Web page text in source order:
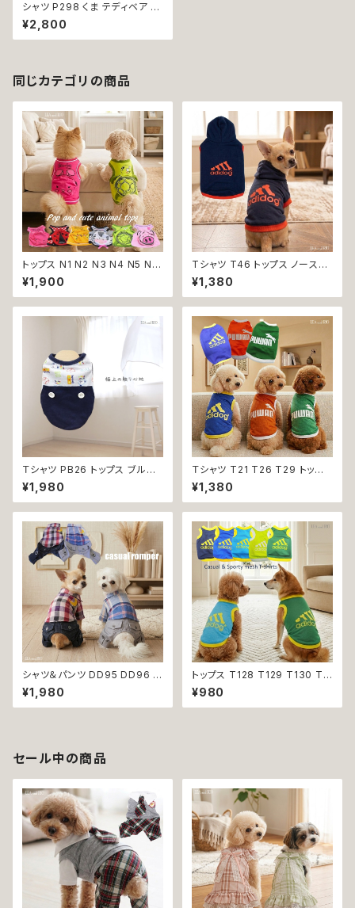
シャツ P298 くま テディベア ト
ップス ハンドメイド 犬 犬服 洋
服 猫 猫服 ペット dog ドッグウ
ェア おしゃれ かわいい 返品交
¥2,800
同じカテゴリの商品
トップス N1 N2 N3 N4 N5 N6
うさぎ てんとう虫 ひよこ しまう
ま かめ ぶた ポケット ビビット
ドッグウェア dog 犬 猫 ペット
服 オシャレ かわいい 小型犬 返
¥1,900
Tシャツ T46 トップス ノースリ
ーブ ネイビー×オレンジ 紺 橙
スポーティー フード 帽子 犬 猫
ペット 犬服 猫服 犬の服 猫の服
¥1,380
Ｔシャツ PB26 トップス ブルー
野球 くま ドックウェア 小型犬
犬 猫 dog cat ペット 服 犬服
返品交換不可
¥1,980
Ｔシャツ T21 T26 T29 トップ
ス ノースリーブ メッシュ 夏 蒸
れにくい 犬 猫 ペット 犬の服 猫
の服 犬服 猫服 返品交換不可
¥1,380
シャツ＆パンツ DD95 DD96 チ
ェック柄 星柄 半袖 つなぎ オー
ルインワン カバーオール 犬用
猫用 犬 猫 ペット 服 犬服 猫服
¥1,980
トップス T128 T129 T130 T1
31 T132 Ｔシャツ 1-7号 小型
犬用 スポーティー カジュアル
メッシュ ノースリーブ ブルー グ
¥980
セール中の商品